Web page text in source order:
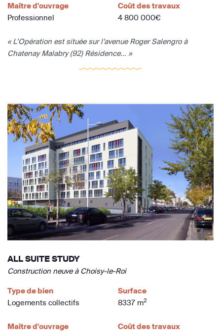
Maître d'ouvrage
Professionnel
Coût des travaux
4 800 000€
« L’Opération est située sur l’avenue Roger Salengro à
Chatenay Malabry (92) Résidence... »
ALL SUITE STUDY
Construction neuve à Choisy-le-Roi
Type de bien
Logements collectifs
Surface
8337 m2
Maître d'ouvrage
Coût des travaux